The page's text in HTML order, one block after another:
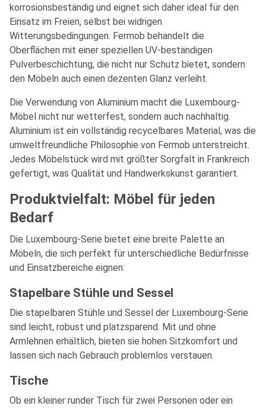
korrosionsbeständig und eignet sich daher ideal für den
Einsatz im Freien, selbst bei widrigen
Witterungsbedingungen. Fermob behandelt die
Oberflächen mit einer speziellen UV-beständigen
Pulverbeschichtung, die nicht nur Schutz bietet, sondern
den Möbeln auch einen dezenten Glanz verleiht.
Die Verwendung von Aluminium macht die Luxembourg-
Möbel nicht nur wetterfest, sondern auch nachhaltig.
Aluminium ist ein vollständig recycelbares Material, was die
umweltfreundliche Philosophie von Fermob unterstreicht.
Jedes Möbelstück wird mit größter Sorgfalt in Frankreich
gefertigt, was Qualität und Handwerkskunst garantiert.
Produktvielfalt: Möbel für jeden
Bedarf
Die Luxembourg-Serie bietet eine breite Palette an
Möbeln, die sich perfekt für unterschiedliche Bedürfnisse
und Einsatzbereiche eignen:
Stapelbare Stühle und Sessel
Die stapelbaren Stühle und Sessel der Luxembourg-Serie
sind leicht, robust und platzsparend. Mit und ohne
Armlehnen erhältlich, bieten sie hohen Sitzkomfort und
lassen sich nach Gebrauch problemlos verstauen.
Tische
Ob ein kleiner runder Tisch für zwei Personen oder ein